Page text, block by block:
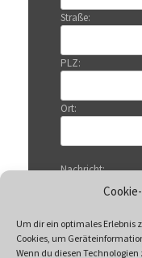
Um dir ein optimales Erlebnis
Cookies, um
Wenn du diesen
Straße:
PLZ:
Ort:
Nachricht: